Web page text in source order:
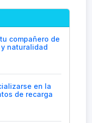
compañero de
naturalidad
en la
de recarga